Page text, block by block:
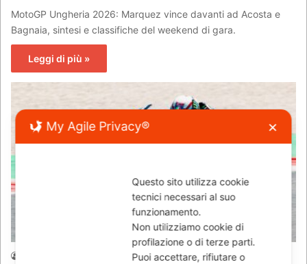
MotoGP Ungheria 2026: Marquez vince davanti ad Acosta e
Bagnaia, sintesi e classifiche del weekend di gara.
Leggi di più »
MOTOGP
01/06/2026 378
My Agile Privacy® ✕
Questo sito utilizza cookie
tecnici necessari al suo
funzionamento.
Non utilizziamo cookie di
profilazione o di terze parti.
Puoi accettare, rifiutare o